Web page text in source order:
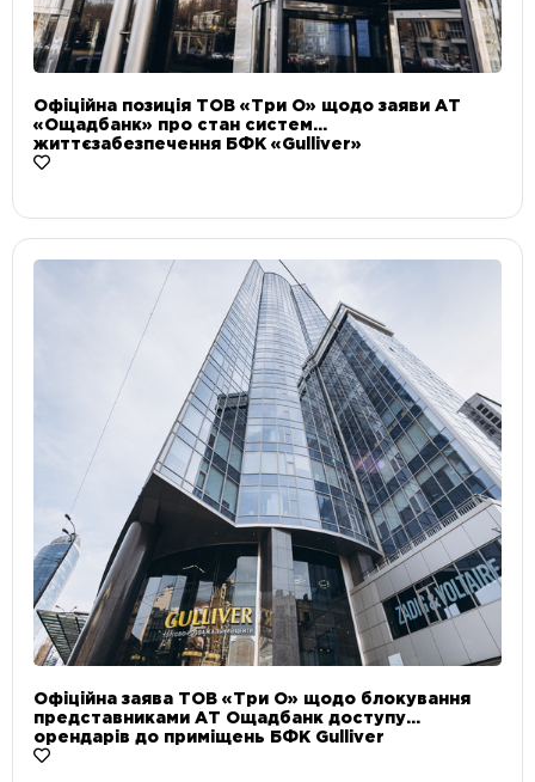
Офіційна позиція ТОВ «Три О» щодо заяви АТ
«Ощадбанк» про стан систем
життєзабезпечення БФК «Gulliver»
Офіційна заява ТОВ «Три О» щодо блокування
представниками АТ Ощадбанк доступу
орендарів до приміщень БФК Gulliver